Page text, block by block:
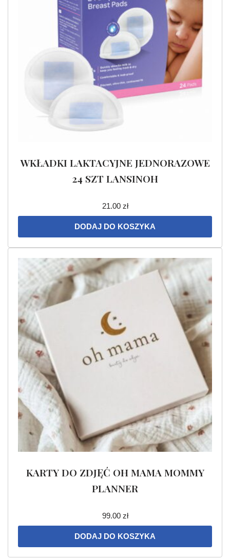
WKŁADKI LAKTACYJNE JEDNORAZOWE
24 SZT LANSINOH
21.00 zł
DODAJ DO KOSZYKA
KARTY DO ZDJĘĆ OH MAMA MOMMY
PLANNER
99.00 zł
DODAJ DO KOSZYKA